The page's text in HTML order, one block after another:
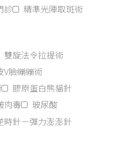
診 精準光陣取斑術
雙旋法令拉提術
V臉繃繃術
膠原蛋白熊貓針
肉毒
玻尿酸
時針－彈力澎澎針